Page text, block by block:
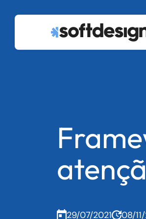
29/07/2021 08/